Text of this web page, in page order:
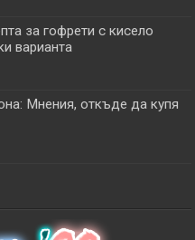
за гофрети с кисело
варианта
Мнения, откъде да купя